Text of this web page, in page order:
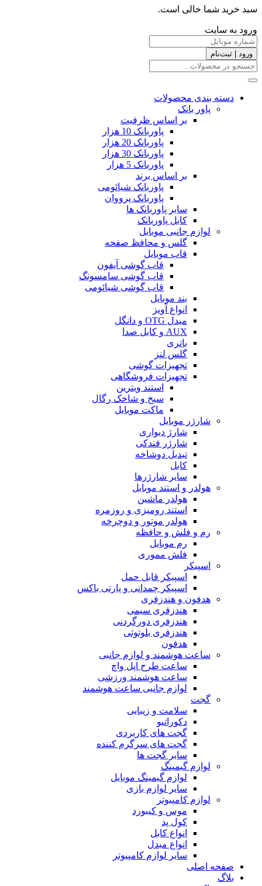
سبد خرید شما خالی است.
ورود به سایت
ورود | ثبت‌نام
دسته بندی محصولات
پاور بانک
بر اساس ظرفیت
پاوربانک 10 هزار
پاوربانک 20 هزار
پاوربانک 30 هزار
پاوربانک 5 هزار
بر اساس برند
پاوربانک شیائومی
پاوربانک پرووان
سایر پاوربانک ها
کابل پاوربانک
لوازم جانبی موبایل
گلس و محافظ صفحه
قاب موبایل
قاب گوشی آیفون
قاب گوشی سامسونگ
قاب گوشی شیائومی
بند موبایل
انواع آویز
مبدل OTG و دانگل
AUX و کابل صدا
باتری
گلس لنز
تجهیزات گوشی
تجهیزات فروشگاهی
استند ویترین
سیخ و شاخک رگال
ماکت موبایل
شارژر موبایل
شارژ دیواری
شارژر فندکی
تبدیل دوشاخه
کابل
سایر شارژرها
هولدر و استند موبایل
هولدر ماشین
استند رومیزی و روزمره
هولدر موتور و دوچرخه
رم و فلش و حافظه
رم موبایل
فلش مموری
اسپیکر
اسپیکر قابل حمل
اسپیکر چمدانی و پارتی باکس
هدفون و هندزفری
هندزفری سیمی
هندزفری دورگردنی
هندزفری بلوتوثی
هدفون
ساعت هوشمند و لوازم جانبی
ساعت طرح اپل واچ
ساعت هوشمند ورزشی
لوازم جانبی ساعت هوشمند
گجت
سلامت و زیبایی
دکوراتیو
گجت های کاربردی
گجت های سرگرم کننده
سایر گجت ها
لوازم گیمینگ
لوازم گیمینگ موبایل
سایر لوازم بازی
لوازم کامپیوتر
موس و کیبورد
کول پد
انواع کابل
انواع مبدل
سایر لوازم کامپیوتر
صفحه اصلی
بلاگ